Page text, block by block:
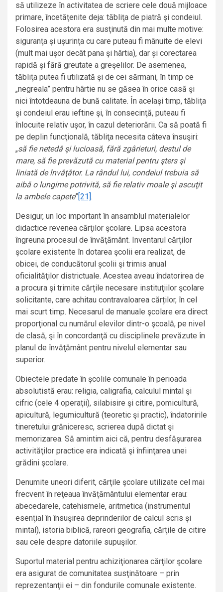
să utilizeze în activitatea de scriere cele două mijloace
primare, încetăţenite deja: tăbliţa de piatră şi condeiul.
Folosirea acestora era susţinută din mai multe motive:
siguranţa şi uşurinţa cu care puteau fi mânuite de elevi
(mult mai uşor decât pana şi hârtia), dar și corectarea
rapidă şi fără greutate a greşelilor. De asemenea,
tăbliţa putea fi utilizată şi de cei sărmani, în timp ce
„negreala” pentru hârtie nu se găsea în orice casă şi
nici întotdeauna de bună calitate. În acelaşi timp, tăbliţa
şi condeiul erau ieftine şi, în consecinţă, puteau fi
înlocuite relativ ușor, în cazul deteriorării. Ca să poată fi
pe deplin funcţională, tăbliţa necesita câteva însuşiri:
„să fie netedă şi lucioasă, fără zgârieturi, destul de
mare, să fie prevăzută cu material pentru şters şi
liniată de învăţător. La rândul lui, condeiul trebuia să
aibă o lungime potrivită, să fie relativ moale şi ascuţit
la ambele capete” [21] .
Desigur, un loc important în ansamblul materialelor
didactice revenea cărţilor şcolare. Lipsa acestora
îngreuna procesul de învăţământ. Inventarul cărţilor
şcolare existente în dotarea şcolii era realizat, de
obicei, de conducătorul școlii şi trimis anual
oficialităţilor districtuale. Acestea aveau îndatorirea de
a procura şi trimite cărțile necesare instituţiilor şcolare
solicitante, care achitau contravaloarea cărților, în cel
mai scurt timp. Necesarul de manuale şcolare era direct
proporţional cu numărul elevilor dintr-o şcoală, pe nivel
de clasă, şi în concordanţă cu disciplinele prevăzute în
planul de învăţământ pentru nivelul elementar sau
superior.
Obiectele predate în şcolile comunale în perioada
absolutistă erau: religia, caligrafia, calculul mintal şi
cifric (cele 4 operaţii), silabisire şi citire, pomicultură,
apicultură, legumicultură (teoretic şi practic), îndatoririle
tineretului grăniceresc, scrierea după dictat şi
memorizarea. Să amintim aici că, pentru desfăşurarea
activităţilor practice era indicată şi înfiinţarea unei
grădini şcolare.
Denumite uneori diferit, cărţile şcolare utilizate cel mai
frecvent în reţeaua învăţământului elementar erau:
abecedarele, catehismele, aritmetica (instrumentul
esenţial în însuşirea deprinderilor de calcul scris şi
mintal), istoria biblică, rareori geografia, cărţile de citire
sau cele despre datoriile supuşilor.
Suportul material pentru achiziţionarea cărţilor şcolare
era asigurat de comunitatea susţinătoare – prin
reprezentanţii ei – din fondurile comunale existente.